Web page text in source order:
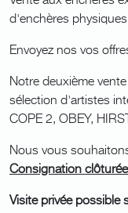
d'enchères
Envoyez nos vos
Notre deuxième
sélection d'artistes
COPE 2, OBEY,
Nous vous
Consignation
Visite privée possible